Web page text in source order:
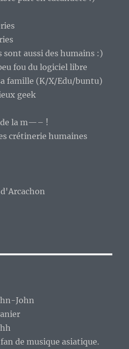
crétinerie humaines
d'Arcachon
John
de musique asiatique.